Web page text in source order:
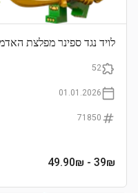
לויד נגד ספינר מפלצת
52
01.01.2026
71850
39₪
- 49.90₪